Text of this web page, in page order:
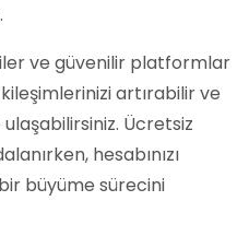
ve güvenilir platformlar
artırabilir ve
Ücretsiz
hesabınızı
büyüme sürecini